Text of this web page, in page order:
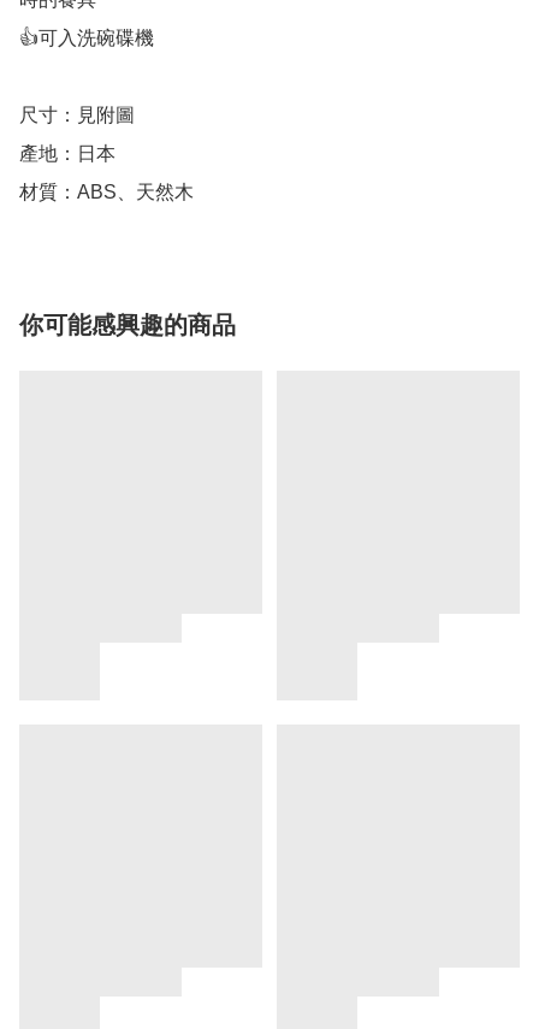
👍可入洗碗碟機
尺寸：見附圖
產地：日本
材質：ABS、天然木
你可能感興趣的商品